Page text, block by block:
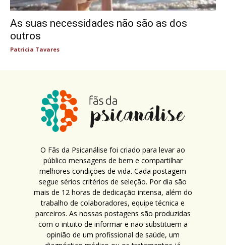
As suas necessidades não são as dos
outros
Patricia Tavares
O Fãs da Psicanálise foi criado para levar ao
público mensagens de bem e compartilhar
melhores condições de vida. Cada postagem
segue sérios critérios de seleção. Por dia são
mais de 12 horas de dedicação intensa, além do
trabalho de colaboradores, equipe técnica e
parceiros. As nossas postagens são produzidas
com o intuito de informar e não substituem a
opinião de um profissional de saúde, um